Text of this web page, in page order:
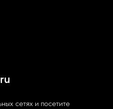
сетях и посетите